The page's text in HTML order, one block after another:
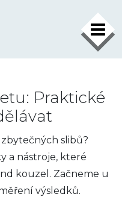
×
Praktické
slibů?
a nástroje, které
kouzel. Začneme u
výsledků.